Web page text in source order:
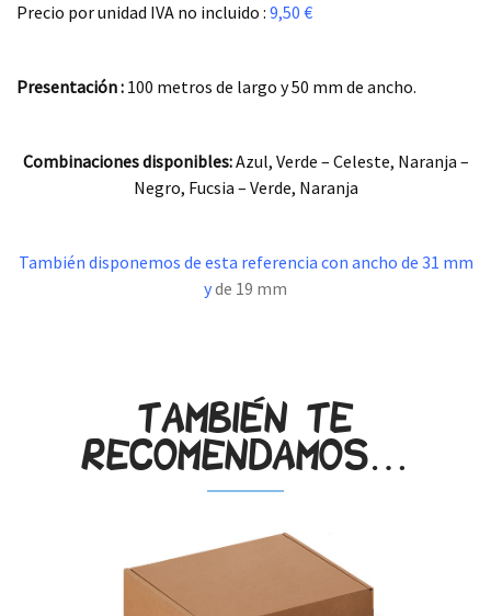
Precio por unidad IVA no incluido : 9,50 €
Presentación : 100 metros de largo y 50 mm de ancho.
Combinaciones disponibles:Azul, Verde – Celeste, Naranja –
Negro, Fucsia – Verde, Naranja
También disponemos de esta referencia con ancho de 31 mm
yde 19 mm
También te
recomendamos…